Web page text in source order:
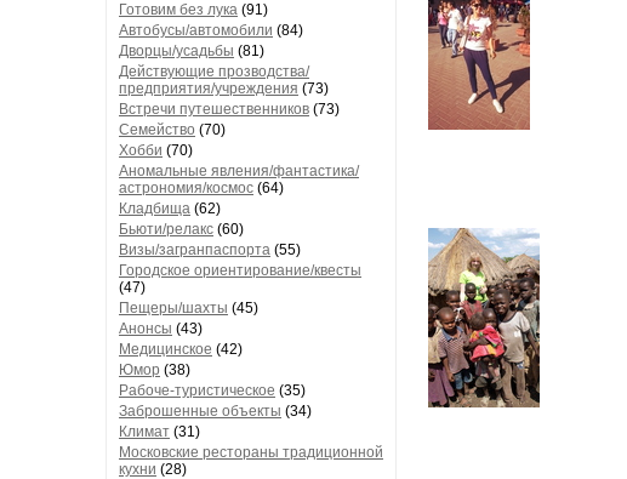
Готовим без лука (91)
Автобусы/автомобили (84)
Дворцы/усадьбы (81)
Действующие прозводства/
предприятия/учреждения (73)
Встречи путешественников (73)
Семейство (70)
Хобби (70)
Аномальные явления/фантастика/
астрономия/космос (64)
Кладбища (62)
Бьюти/релакс (60)
Визы/загранпаспорта (55)
Городское ориентирование/квесты
(47)
Пещеры/шахты (45)
Анонсы (43)
Медицинское (42)
Юмор (38)
Рабоче-туристическое (35)
Заброшенные объекты (34)
Климат (31)
Московские рестораны традиционной
кухни (28)